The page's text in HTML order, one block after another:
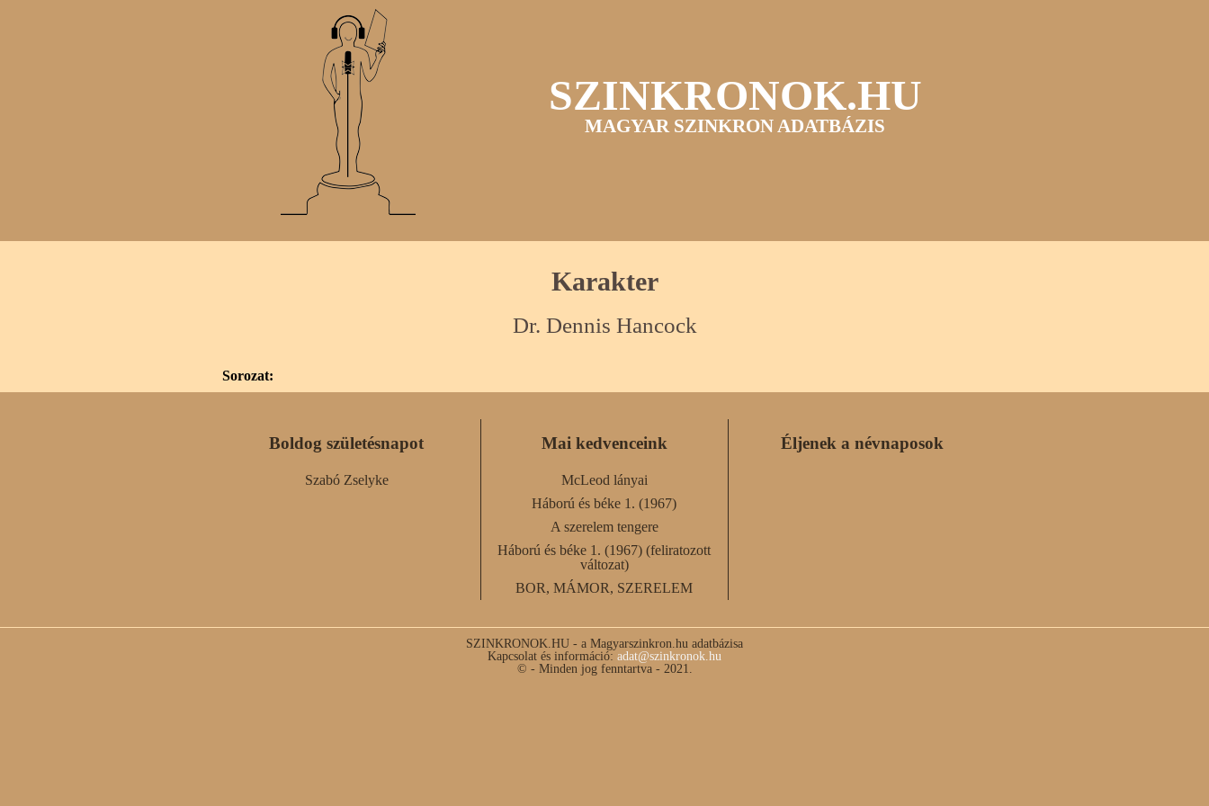
SZINKRONOK.HU
MAGYAR SZINKRON ADATBÁZIS
Karakter
Dr. Dennis Hancock
Sorozat:
Boldog születésnapot
Szabó Zselyke
Mai kedvenceink
McLeod lányai
Háború és béke 1. (1967)
A szerelem tengere
Háború és béke 1. (1967) (feliratozott
változat)
BOR, MÁMOR, SZERELEM
Éljenek a névnaposok
SZINKRONOK.HU - a Magyarszinkron.hu adatbázisa
Kapcsolat és információ: adat@szinkronok.hu
© - Minden jog fenntartva - 2021.